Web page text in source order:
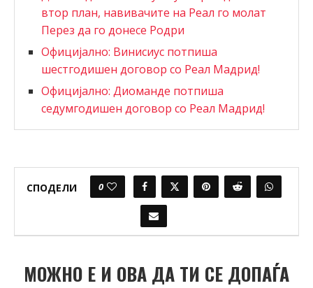
втор план, навивачите на Реал го молат
Перез да го донесе Родри
Официјално: Винисиус потпиша
шестгодишен договор со Реал Мадрид!
Официјално: Диоманде потпиша
седумгодишен договор со Реал Мадрид!
СПОДЕЛИ 0
МОЖНО Е И ОВА ДА ТИ СЕ ДОПАЃА